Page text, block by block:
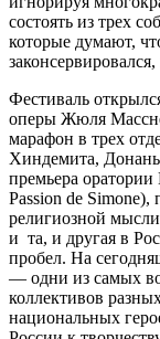
состоять из трех
которые думают,
Фестиваль
оперы Жюля Массне
марафон в трех
Хиндемита,
премьера
Passion de
религиозной
и та, и другая в
пробел. На
— одни из самых
коллективов
национальных